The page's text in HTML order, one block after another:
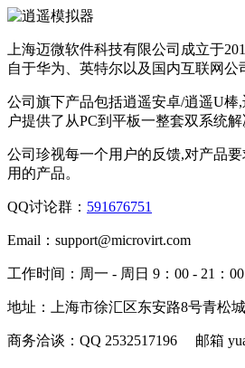
上海迈微软件科技有限公司成立于
自于华为、英特尔以及国内互联网公
公司旗下产品包括逍遥安卓/逍遥U棒
户提供了从PC到平板一整套双系统解
公司珍视每一个用户的反馈,对产品
用的产品。
QQ讨论群： 591676751
Email： support@microvirt.com
工作时间： 周一 - 周日 9：00 - 21：00
地址： 上海市徐汇区东安路8号青松
商务洽谈： QQ 2532517196 邮箱